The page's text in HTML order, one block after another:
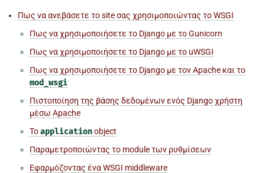
Πως να ανεβάσετε το site σας χρησιμοποιώντας το WSGI
Πως να χρησιμοποιήσετε το Django με το Gunicorn
Πως να χρησιμοποιήσετε το Django με το uWSGI
Πως να χρησιμοποιήσετε το Django με τον Apache και το
mod_wsgi
Πιστοποίηση της βάσης δεδομένων ενός Django χρήστη
μέσω Apache
Τοapplicationobject
Παραμετροποιώντας το module των ρυθμίσεων
Εφαρμόζοντας ένα WSGI middleware